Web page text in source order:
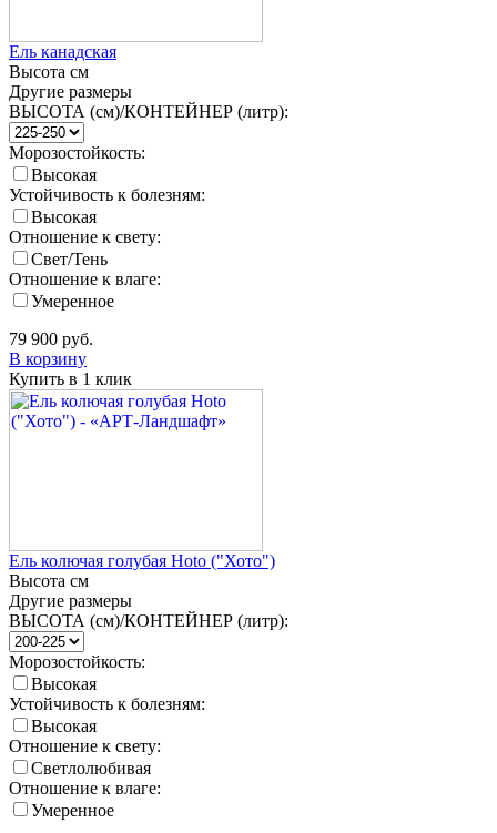
Ель канадская
Высота см
Другие размеры
ВЫСОТА (см)/КОНТЕЙНЕР (литр):
Морозостойкость:
Высокая
Устойчивость к болезням:
Высокая
Отношение к свету:
Свет/Тень
Отношение к влаге:
Умеренное
79 900 руб.
В корзину
Купить в 1 клик
Ель колючая голубая Hoto ("Хото")
Высота см
Другие размеры
ВЫСОТА (см)/КОНТЕЙНЕР (литр):
Морозостойкость:
Высокая
Устойчивость к болезням:
Высокая
Отношение к свету:
Светлолюбивая
Отношение к влаге:
Умеренное